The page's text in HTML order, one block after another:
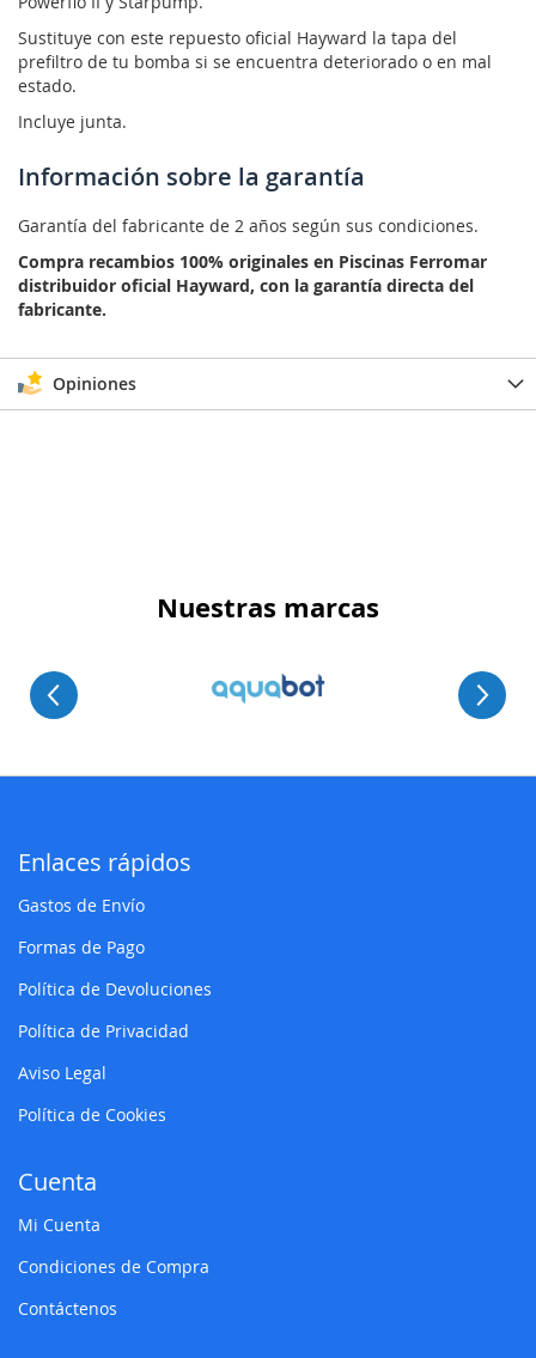
Sustituye con este repuesto oficial Hayward la tapa del
prefiltro de tu bomba si se encuentra deteriorado o en mal
estado.
Incluye junta.
Información sobre la garantía
Garantía del fabricante de 2 años según sus condiciones.
Compra recambios 100% originales en Piscinas Ferromar
distribuidor oficial Hayward, con la garantía directa del
fabricante.
Opiniones
Nuestras marcas
Enlaces rápidos
Gastos de Envío
Formas de Pago
Política de Devoluciones
Política de Privacidad
Aviso Legal
Política de Cookies
Cuenta
Mi Cuenta
Condiciones de Compra
Contáctenos